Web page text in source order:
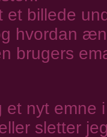
et billede
hvordan
brugers
et nyt emne
sletter